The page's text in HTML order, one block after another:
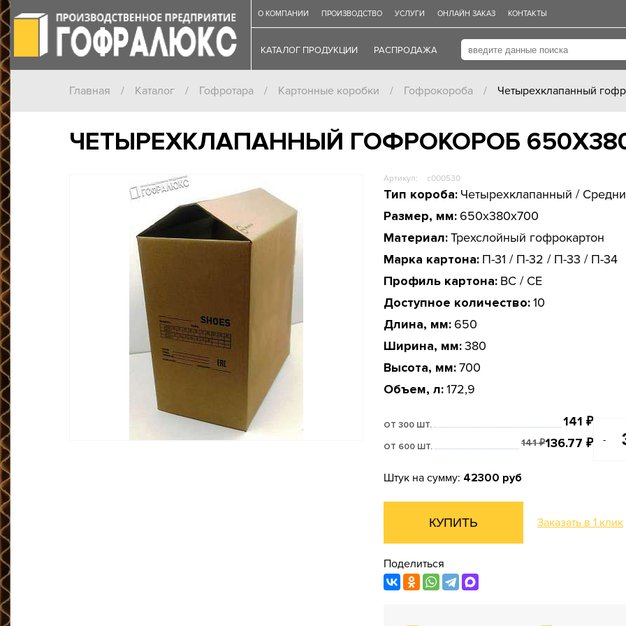
О КОМПАНИИ ПРОИЗВОДСТВО УСЛУГИ ОНЛАЙН ЗАКАЗ КОНТАКТЫ
КАТАЛОГ ПРОДУКЦИИ РАСПРОДАЖА
Главная / Каталог / Гофротара / Картонные коробки / Гофрокороба / Четырехклапанный
ЧЕТЫРЕХКЛАПАННЫЙ ГОФРОКОРОБ
Артикул: c000530
Тип короба: Четырехклапанный /
Размер, мм: 650x380x700
Материал:Трехслойный гофрокартон
Марка картона: П-31 / П-32 / П-33 / П-34
Профиль картона: BС / СE
Доступное количество:10
Длина, мм: 650
Ширина, мм:380
Высота, мм:700
Объем, л:172,9
ОТ 300 ШТ. 141 ₽
ОТ 600 ШТ. 141₽136.77 ₽
Штук на сумму: 42300 руб
КУПИТЬ Заказать в 1 клик
-
Поделиться